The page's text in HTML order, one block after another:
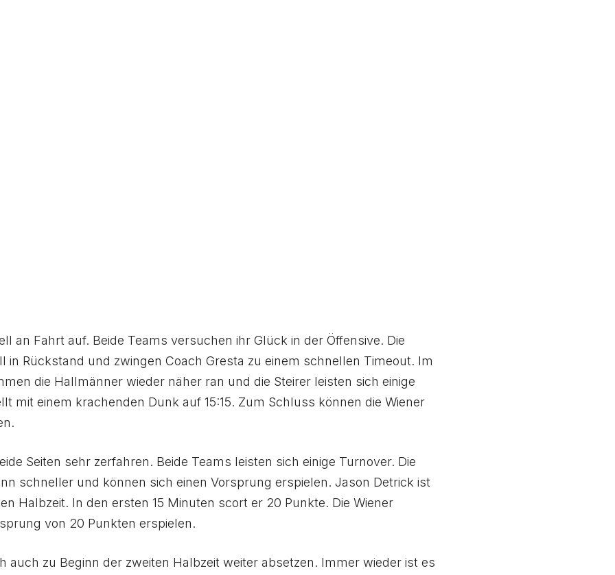
an Fahrt auf. Beide Teams versuchen ihr Glück in der Öffensive. Die
in Rückstand und zwingen Coach Gresta zu einem schnellen Timeout. Im
die Hallmänner wieder näher ran und die Steirer leisten sich einige
mit einem krachenden Dunk auf 15:15. Zum Schluss können die Wiener
Seiten sehr zerfahren. Beide Teams leisten sich einige Turnover. Die
schneller und können sich einen Vorsprung erspielen. Jason Detrick ist
Halbzeit. In den ersten 15 Minuten scort er 20 Punkte. Die Wiener
von 20 Punkten erspielen.
auch zu Beginn der zweiten Halbzeit weiter absetzen. Immer wieder ist es